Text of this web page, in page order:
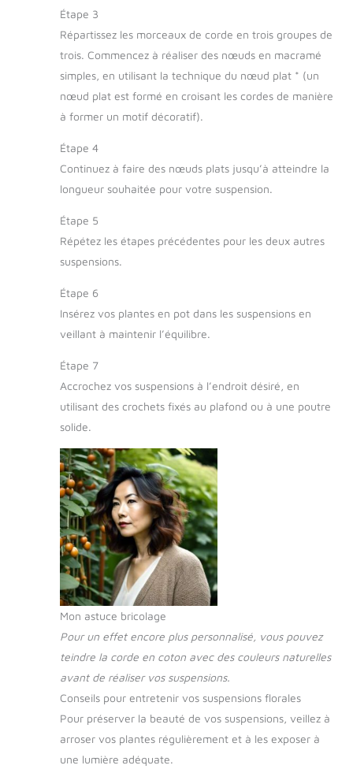
Étape 3
Répartissez les morceaux de corde en trois groupes de
trois. Commencez à réaliser des nœuds en macramé
simples, en utilisant la technique du nœud plat * (un
nœud plat est formé en croisant les cordes de manière
à former un motif décoratif).
Étape 4
Continuez à faire des nœuds plats jusqu’à atteindre la
longueur souhaitée pour votre suspension.
Étape 5
Répétez les étapes précédentes pour les deux autres
suspensions.
Étape 6
Insérez vos plantes en pot dans les suspensions en
veillant à maintenir l’équilibre.
Étape 7
Accrochez vos suspensions à l’endroit désiré, en
utilisant des crochets fixés au plafond ou à une poutre
solide.
Mon astuce bricolage
Pour un effet encore plus personnalisé, vous pouvez
teindre la corde en coton avec des couleurs naturelles
avant de réaliser vos suspensions.
Conseils pour entretenir vos suspensions florales
Pour préserver la beauté de vos suspensions, veillez à
arroser vos plantes régulièrement et à les exposer à
une lumière adéquate.